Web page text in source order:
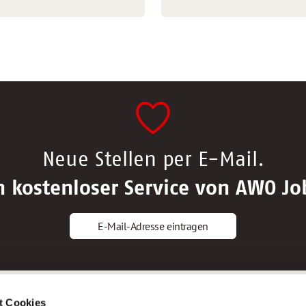
Cookies
Neue Stellen per E-Mail.
kostenloser Service von AWO
E-Mail-Adresse eintragen